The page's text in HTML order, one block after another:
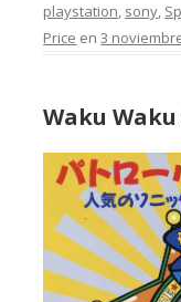
playstation, sony,
Price en3
Waku